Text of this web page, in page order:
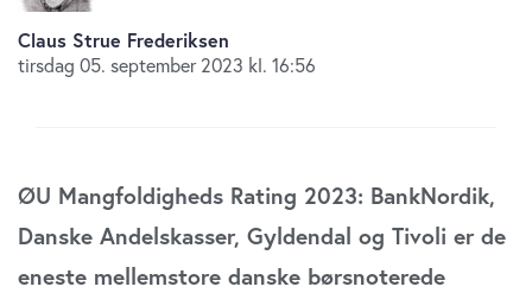
Claus Strue Frederiksen
tirsdag 05. september 2023 kl. 16:56
ØU Mangfoldigheds Rating 2023: BankNordik,
Danske Andelskasser, Gyldendal og Tivoli er de
eneste mellemstore danske børsnoterede